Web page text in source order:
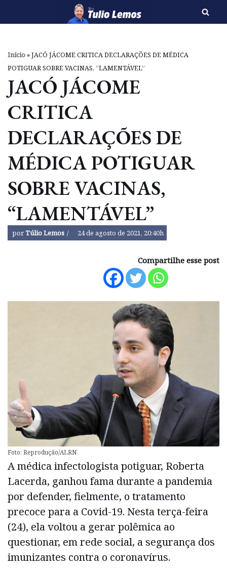
o
conteúdo
Início»JACÓ JÁCOME CRITICA DECLARAÇÕES DE MÉDICA
POTIGUAR SOBRE VACINAS, “LAMENTÁVEL”
JACÓ JÁCOME
CRITICA
DECLARAÇÕES DE
MÉDICA POTIGUAR
SOBRE VACINAS,
“LAMENTÁVEL”
porTúlio Lemos 24 de agosto de 2021, 20:40h
Compartilhe esse post
Foto: Reprodução/ALRN
A médica infectologista potiguar, Roberta
Lacerda, ganhou fama durante a pandemia
por defender, fielmente, o tratamento
precoce para a Covid-19. Nesta terça-feira
(24), ela voltou a gerar polêmica ao
questionar, em rede social, a segurança dos
imunizantes contra o coronavírus.